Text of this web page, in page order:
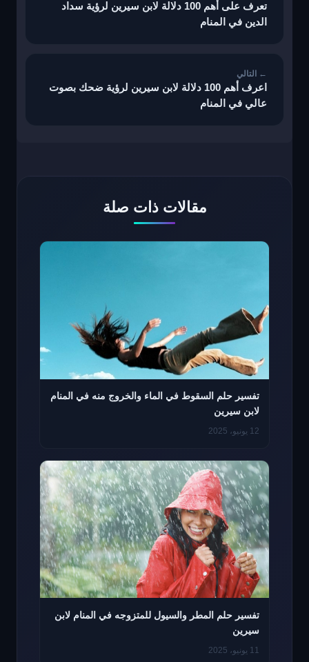
تعرف على أهم 100 دلالة لابن سيرين لرؤية سداد
الدين في المنام
اعرف أهم 100 دلالة لابن سيرين لرؤية ضحك بصوت
عالي في المنام
مقالات ذات صلة
تفسير حلم السقوط في الماء والخروج منه في المنام
لابن سيرين
12 يونيو، 2025
تفسير حلم المطر والسيول للمتزوجه في المنام لابن
سيرين
11 يونيو، 2025